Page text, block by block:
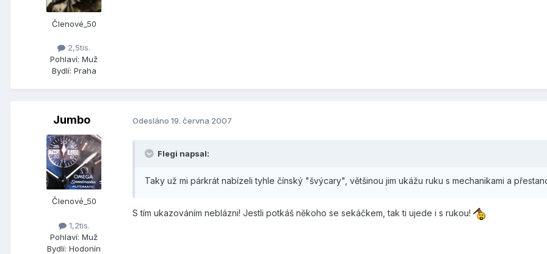
Členové_50
2,5tis.
Pohlaví: Muž
Bydlí: Praha
Jumbo
Členové_50
1,2tis.
Pohlaví: Muž
Bydlí: Hodonín
Odesláno 19. června 2007
Flegi napsal:
Taky už mi párkrát nabízeli tyhle čínský "švýcary", většinou jim ukážu ruku s mechanikami a
S tím ukazováním neblázni! Jestli potkáš někoho se sekáčkem, tak ti ujede i s rukou!